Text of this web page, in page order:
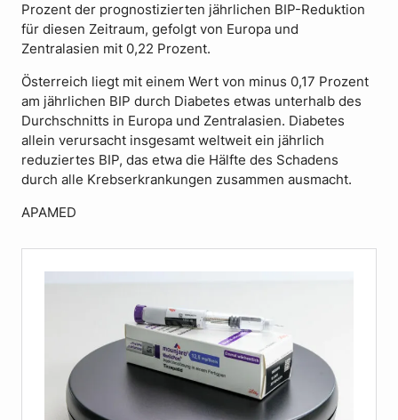
Prozent der prognostizierten jährlichen BIP-Reduktion
für diesen Zeitraum, gefolgt von Europa und
Zentralasien mit 0,22 Prozent.
Österreich liegt mit einem Wert von minus 0,17 Prozent
am jährlichen BIP durch Diabetes etwas unterhalb des
Durchschnitts in Europa und Zentralasien. Diabetes
allein verursacht insgesamt weltweit ein jährlich
reduziertes BIP, das etwa die Hälfte des Schadens
durch alle Krebserkrankungen zusammen ausmacht.
APAMED